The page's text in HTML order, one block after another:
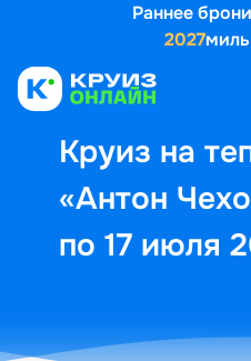
Раннее
2027
Круиз на
«Антон
по 17 июля
Выбор